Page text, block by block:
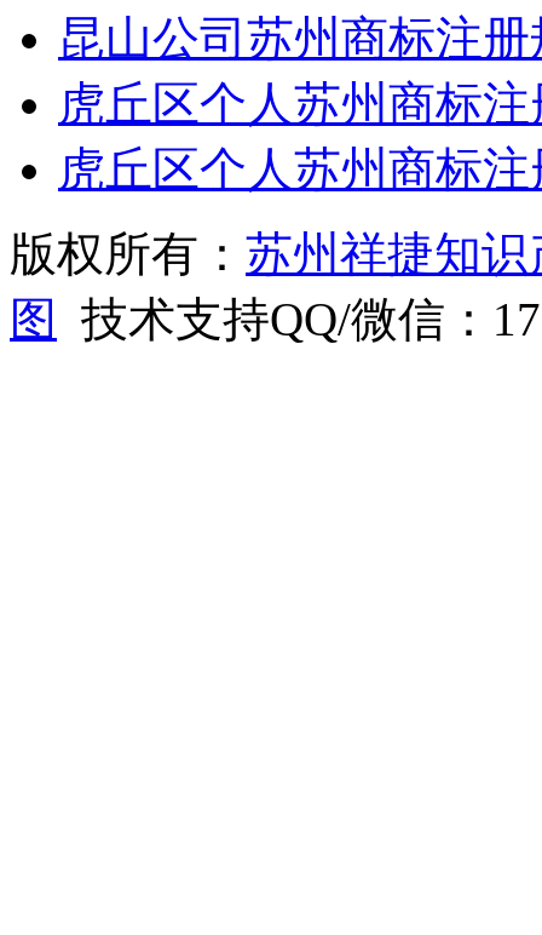
昆山公司苏州商标注
虎丘区个人苏州商标
虎丘区个人苏州商标
版权所有： 苏州祥捷知
图
技术支持QQ/微信：